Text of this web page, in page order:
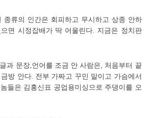
류의 인간은 회피하고 무시하고 상종 안하
면 시정잡배가 딱 어울린다. 지금은 정치판
과 문장,언어를 조금 안 사람은, 처음부터 끝
방 안다. 전부 가짜고 꾸민 말이고 가슴에서
들은 김홍신표 공업용미싱으로 주댕이를 오